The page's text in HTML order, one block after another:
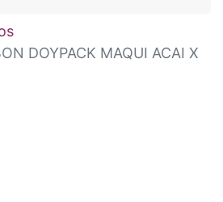
DOYPACK MAQUI ACAI X